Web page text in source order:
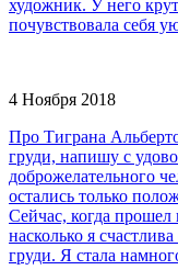
художник. У него
почувствовала себя
4 Ноября 2018
Про Тиграна
груди, напишу с
доброжелательного
остались только
Сейчас, когда прошел
насколько я
груди. Я стала